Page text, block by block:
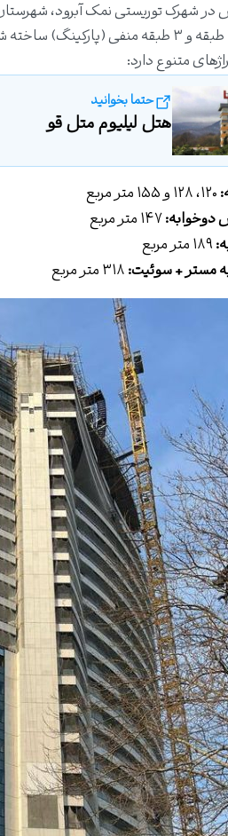
در شهرک توریستی نمک آبرود،
متنوع دارد:
حتما بخوانید
هتل لیلیوم متل قو
دوخوابه:
مستر + سوئیت: